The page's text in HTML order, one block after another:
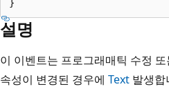
설명
이 이벤트는 프로그래매틱 수정
속성이 변경된 경우에 Text 발생합